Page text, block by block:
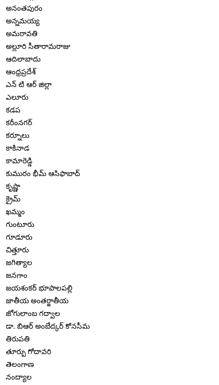
అనంతపురం
అన్నమయ్య
అమరావతి
అల్లూరి సీతారామరాజు
ఆదిలాబాదు
ఆంధ్రప్రదేశ్
ఎన్ టి ఆర్ జిల్లా
ఎలూరు
కడప
కరీంనగర్
కర్నూలు
కాకినాడ
కామారెడ్డి
కుమురం భీమ్ ఆసిఫాబాద్
కృష్ణా
క్రైమ్
ఖమ్మం
గుంటూరు
గూడూరు
చిత్తూరు
జగిత్యాల
జనగాం
జయశంకర్ భూపాలపల్లి
జాతీయ అంతర్జాతీయ
జోగులాంబ గద్వాల
డా. బిఆర్ అంబేద్కర్ కోనసీమ
తిరుపతి
తూర్పు గోదావరి
తెలంగాణ
నంద్యాల